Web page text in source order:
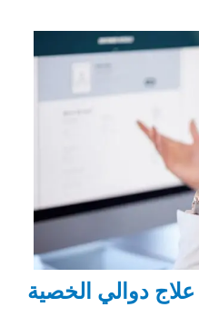
علاج دوالي الخصية